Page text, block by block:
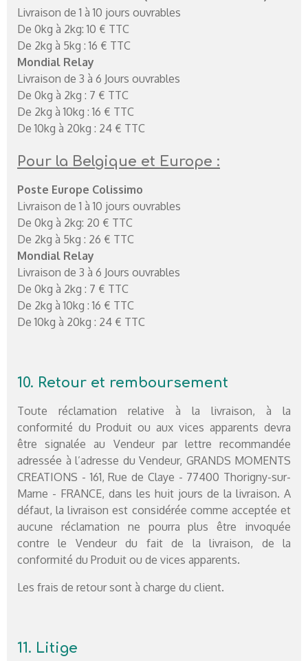
Livraison de 1 à 10 jours ouvrables
De 0kg à 2kg: 10 € TTC
De 2kg à 5kg : 16 € TTC
Mondial Relay
Livraison de 3 à 6 Jours ouvrables
De 0kg à 2kg : 7 € TTC
De 2kg à 10kg : 16 € TTC
De 10kg à 20kg : 24 € TTC
Pour la Belgique et Europe :
Poste Europe Colissimo
Livraison de 1 à 10 jours ouvrables
De 0kg à 2kg: 20 € TTC
De 2kg à 5kg : 26 € TTC
Mondial Relay
Livraison de 3 à 6 Jours ouvrables
De 0kg à 2kg : 7 € TTC
De 2kg à 10kg : 16 € TTC
De 10kg à 20kg : 24 € TTC
10. Retour et remboursement
Toute réclamation relative à la livraison, à la
conformité du Produit ou aux vices apparents devra
être signalée au Vendeur par lettre recommandée
adressée à l’adresse du Vendeur, GRANDS MOMENTS
CREATIONS - 161, Rue de Claye - 77400 Thorigny-sur-
Marne - FRANCE, dans les huit jours de la livraison. A
défaut, la livraison est considérée comme acceptée et
aucune réclamation ne pourra plus être invoquée
contre le Vendeur du fait de la livraison, de la
conformité du Produit ou de vices apparents.
Les frais de retour sont à charge du client.
11. Litige